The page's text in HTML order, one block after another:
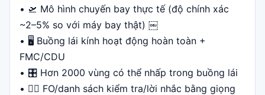
• 🛫 Mô hình chuyến bay thực tế (độ chính xác
~2–5% so với máy bay thật) ￼
• 🖥️ Buồng lái kính hoạt động hoàn toàn +
FMC/CDU
• 🎛️ Hơn 2000 vùng có thể nhấp trong buồng lái
• 👨‍✈️ FO/danh sách kiểm tra/lời nhắc bằng giọng